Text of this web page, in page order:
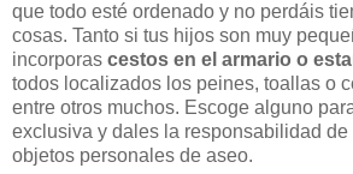
que todo esté ordenado y no perdáis
cosas. Tanto si tus hijos son muy
incorporas cestos en el armario o
todos localizados los peines, toallas o
entre otros muchos. Escoge alguno
exclusiva y dales la responsabilidad de
objetos personales de aseo.